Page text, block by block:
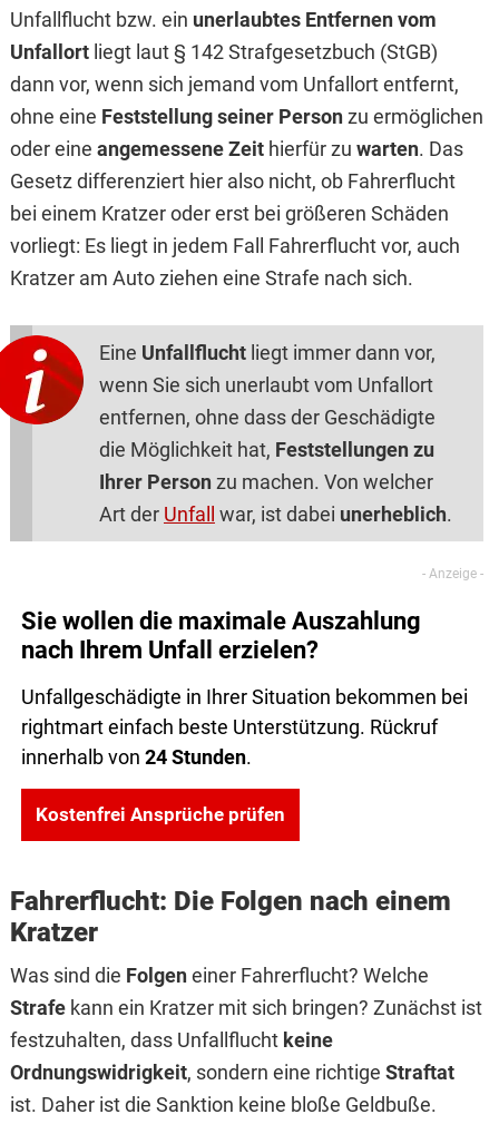
Unfallflucht bzw. ein unerlaubtes Entfernen vom
Unfallortliegt laut § 142 Strafgesetzbuch (StGB)
dann vor, wenn sich jemand vom Unfallort entfernt,
ohne eine Feststellung seiner Personzu ermöglichen
oder eine angemessene Zeithierfür zu warten. Das
Gesetz differenziert hier also nicht, ob Fahrerflucht
bei einem Kratzer oder erst bei größeren Schäden
vorliegt: Es liegt in jedem Fall Fahrerflucht vor, auch
Kratzer am Auto ziehen eine Strafe nach sich.
Eine Unfallfluchtliegt immer dann vor,
wenn Sie sich unerlaubt vom Unfallort
entfernen, ohne dass der Geschädigte
die Möglichkeit hat, Feststellungen zu
Ihrer Person zu machen. Von welcher
Art der Unfall war, ist dabei unerheblich.
Sie wollen die maximale Auszahlung
nach Ihrem Unfall erzielen?
Unfallgeschädigte in Ihrer Situation bekommen bei
rightmart einfach beste Unterstützung. Rückruf
innerhalb von 24 Stunden.
Kostenfrei Ansprüche prüfen
Fahrerflucht: Die Folgen nach einem
Kratzer
Was sind die Folgeneiner Fahrerflucht? Welche
Strafe kann ein Kratzer mit sich bringen? Zunächst ist
festzuhalten, dass Unfallflucht keine
Ordnungswidrigkeit, sondern eine richtige Straftat
ist. Daher ist die Sanktion keine bloße Geldbuße.